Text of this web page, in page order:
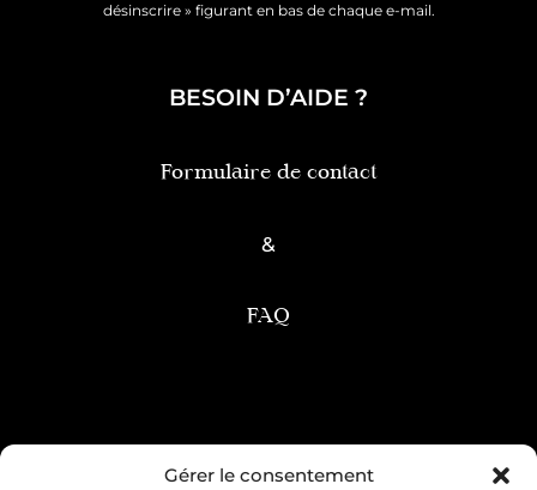
Gérer le consentement
désinscrire » figurant en bas de chaque e-mail.
BESOIN D’AIDE ?
Formulaire de contact
&
FAQ
Condition générale de vente